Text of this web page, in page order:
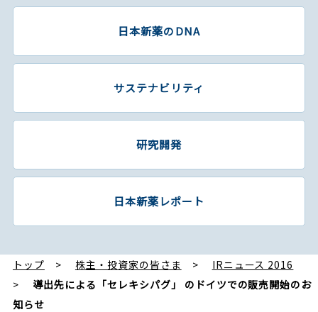
日本新薬のDNA
サステナビリティ
研究開発
日本新薬レポート
トップ 株主・投資家の皆さま
IRニュース 2016
導出先による「セレキシパグ」 のドイツでの販売開始のお
知らせ